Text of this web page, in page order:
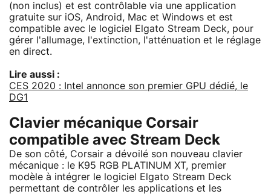
(non inclus) et est contrôlable via une application
gratuite sur iOS, Android, Mac et Windows et est
compatible avec le logiciel Elgato Stream Deck, pour
gérer l'allumage, l'extinction, l'atténuation et le réglage
en direct.
Lire aussi :
CES 2020 : Intel annonce son premier GPU dédié, le
DG1
Clavier mécanique Corsair
compatible avec Stream Deck
De son côté, Corsair a dévoilé son nouveau clavier
mécanique : le K95 RGB PLATINUM XT, premier
modèle à intégrer le logiciel Elgato Stream Deck
permettant de contrôler les applications et les